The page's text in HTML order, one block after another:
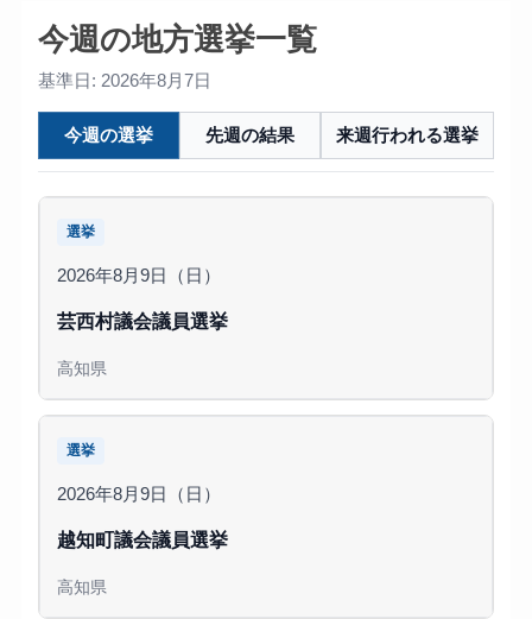
今週の地方選挙一覧
基準日: 2026年8月7日
今週の選挙 先週の結果 来週行われる選挙
選挙
2026年8月9日（日）
芸西村議会議員選挙
高知県
選挙
2026年8月9日（日）
越知町議会議員選挙
高知県